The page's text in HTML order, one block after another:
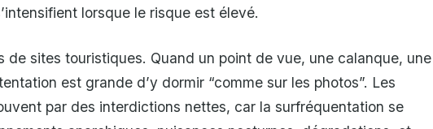
lorsque le risque est élevé.
de sites touristiques. Quand un point de vue, une calanque, une
est grande d’y dormir “comme sur les photos”. Les
par des interdictions nettes, car la surfréquentation se